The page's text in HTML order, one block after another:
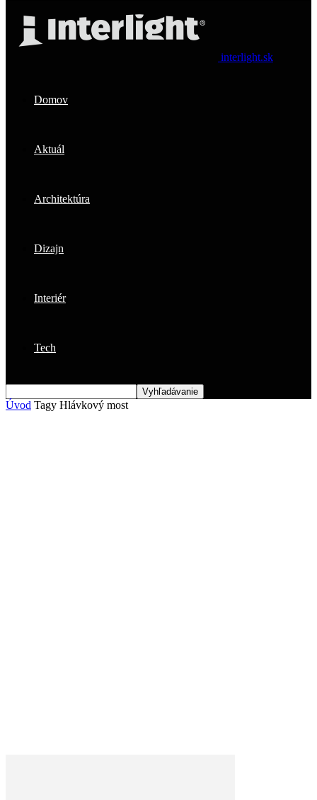
interlight.sk
Domov
Aktuál
Architektúra
Dizajn
Interiér
Tech
Úvod Tagy Hlávkový most